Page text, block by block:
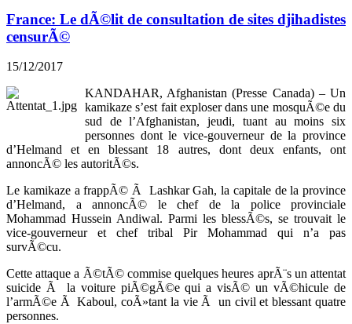
France: Le dÃ©lit de consultation de sites djihadistes
censurÃ©
15/12/2017
KANDAHAR, Afghanistan (Presse Canada) – Un
kamikaze s’est fait exploser dans une mosquÃ©e du
sud de l’Afghanistan, jeudi, tuant au moins six
personnes dont le vice-gouverneur de la province
d’Helmand et en blessant 18 autres, dont deux enfants, ont
annoncÃ© les autoritÃ©s.
Le kamikaze a frappÃ© Ã Lashkar Gah, la capitale de la province
d’Helmand, a annoncÃ© le chef de la police provinciale
Mohammad Hussein Andiwal. Parmi les blessÃ©s, se trouvait le
vice-gouverneur et chef tribal Pir Mohammad qui n’a pas
survÃ©cu.
Cette attaque a Ã©tÃ© commise quelques heures aprÃ¨s un attentat
suicide Ã la voiture piÃ©gÃ©e qui a visÃ© un vÃ©hicule de
l’armÃ©e Ã Kaboul, coÃ»tant la vie Ã un civil et blessant quatre
personnes.